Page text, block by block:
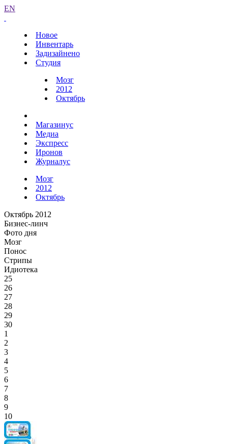
EN
Новое
Инвентарь
Задизайнено
Студия
Мозг
2012
Октябрь
Магазинус
Медиа
Экспресс
Иронов
Журналус
Мозг
2012
Октябрь
Октябрь 2012
Бизнес-линч
Фото дня
Мозг
Понос
Стрипы
Идиотека
25
26
27
28
29
30
1
2
3
4
5
6
7
8
9
10